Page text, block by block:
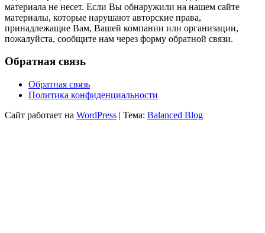
материала не несет. Если Вы обнаружили на нашем сайте
материалы, которые нарушают авторские права,
принадлежащие Вам, Вашей компании или организации,
пожалуйста, сообщите нам через форму обратной связи.
Обратная связь
Обратная связь
Политика конфиденциальности
Сайт работает на WordPress | Тема: Balanced Blog